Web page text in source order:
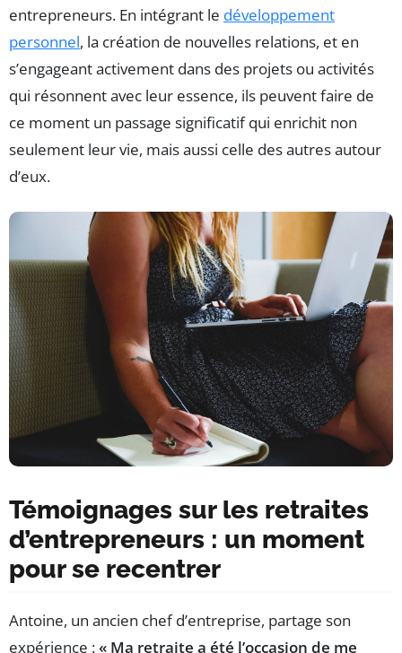
entrepreneurs. En intégrant le développement
personnel, la création de nouvelles relations, et en
s’engageant activement dans des projets ou activités
qui résonnent avec leur essence, ils peuvent faire de
ce moment un passage significatif qui enrichit non
seulement leur vie, mais aussi celle des autres autour
d’eux.
Témoignages sur les retraites
d’entrepreneurs : un moment
pour se recentrer
Antoine, un ancien chef d’entreprise, partage son
expérience :« Ma retraite a été l’occasion de me